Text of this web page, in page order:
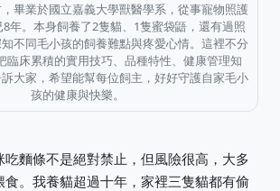
畢業於國立嘉義大學獸醫學系，從事寵物照護
年。本身飼養了2隻貓、1隻蜜袋鼯，還有過照
不同毛小孩的飼養難點與疼愛心情。這裡不分
臨床累積的實用技巧、品種特性、健康管理知
大家，希望能幫每位飼主，好好守護自家毛小
孩的健康與快樂。
麵條不是絕對禁止，但風險很高，大多
。我養貓超過十年，家裡三隻貓都有偷